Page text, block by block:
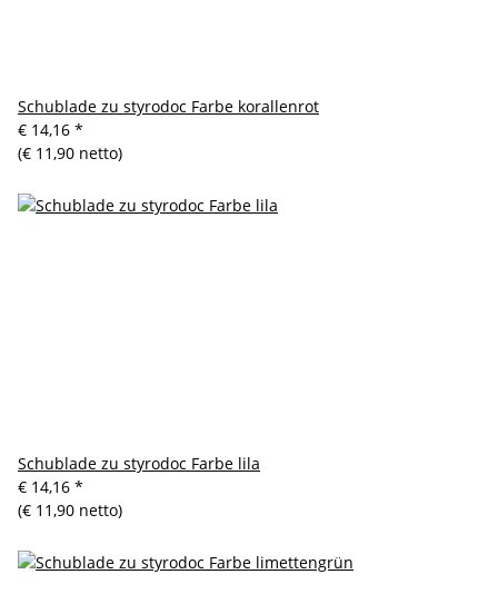
Schublade zu styrodoc Farbe korallenrot
€ 14,16 *
(€ 11,90 netto)
Schublade zu styrodoc Farbe lila
€ 14,16 *
(€ 11,90 netto)